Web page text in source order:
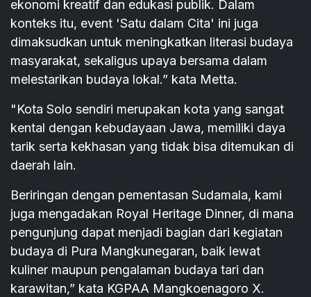
ekonomi kreatif dan edukasi publik. Dalam
konteks itu, event 'Satu dalam Cita' ini juga
dimaksudkan untuk meningkatkan literasi budaya
masyarakat, sekaligus upaya bersama dalam
melestarikan budaya lokal.” kata Metta.
"Kota Solo sendiri merupakan kota yang sangat
kental dengan kebudayaan Jawa, memiliki daya
tarik serta kekhasan yang tidak bisa ditemukan di
daerah lain.
Beriringan dengan pementasan Sudamala, kami
juga mengadakan Royal Heritage Dinner, di mana
pengunjung dapat menjadi bagian dari kegiatan
budaya di Pura Mangkunegaran, baik lewat
kuliner maupun pengalaman budaya tari dan
karawitan,” kata KGPAA Mangkoenagoro X.